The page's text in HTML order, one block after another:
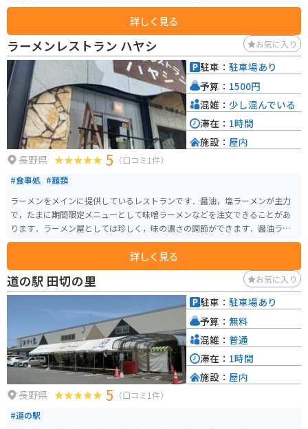
な自然に囲まれています。道の駅には、地元の食材をふんだんに使ったレス
トランや、特産品を販売するショップがあり、観光客に人気です。新鮮な野
菜や果物、山菜、きのこなどが手に入り、お土産にも最適です。また、木工
品や陶芸品など、地元の工芸品を販売する店もあります。 バイクで訪れる場
合、道の駅から乗鞍スカイラインや御嶽スカイラインへのアクセスが良く、
ツーリングの拠点としてもおすすめです。周辺には、キャンプ場や温泉など
もあり、自然を満喫することができます。 木曽の名産品である「朴葉味噌」
や「五平餅」も、ぜひ道の駅で味わってみてください。朴葉味噌は、朴の葉
の上で味噌と具材を焼いて食べる郷土料理で、ご飯のお供に最適です。五平
餅は、ご飯をつぶして串に巻き付け、味噌だれを塗って焼いたもので、香ば
しい香りが食欲をそそります。 道の駅 木曽川源流の里 きそむらは、自然豊か
な環境の中で、地元の食や文化に触れることができる場所です。
詳しく見る
ラーメンレストラン ハヤシ お気に入り
長野県 5 （口コミ1件）
#食事処 #麺類
ラーメンをメインに提供しているレストランです．醤油，塩ラーメンが主力
で，たまに期間限定メニューとして味噌ラーメンなどを注文できることがあ
ります．ラーメン屋としては珍しく，味の濃さの調節ができます．醤油ラー
メンはとてもやさしい味わいで，誰でも食べられると思います．公式サイト
ではないのですが，店主さんがInstagramをやっているので，リアルタイムに
近いお店の情報を得ることができます．
詳しく見る
駐車： 駐車場あり
予算： 1500円
混雑： 少し混んでいる
滞在： 1時間
施設： 屋内
道の駅 田切の里 お気に入り
長野県 5 （口コミ1件）
#道の駅
駐車： 駐車場あり
予算： 無料
混雑： 普通
滞在： 1時間
施設： 屋内